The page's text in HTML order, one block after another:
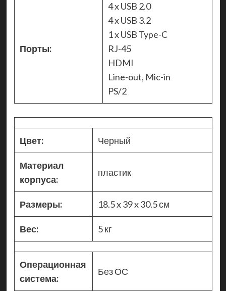
Порты:
4 x USB 2.0
4 x USB 3.2
1 x USB Type-C
RJ-45
HDMI
Line-out, Mic-in
PS/2
Цвет: Черный
Материал
корпуса:
пластик
Размеры: 18.5 x 39 x 30.5 см
Вес: 5 кг
Операционная
система:
Без ОС